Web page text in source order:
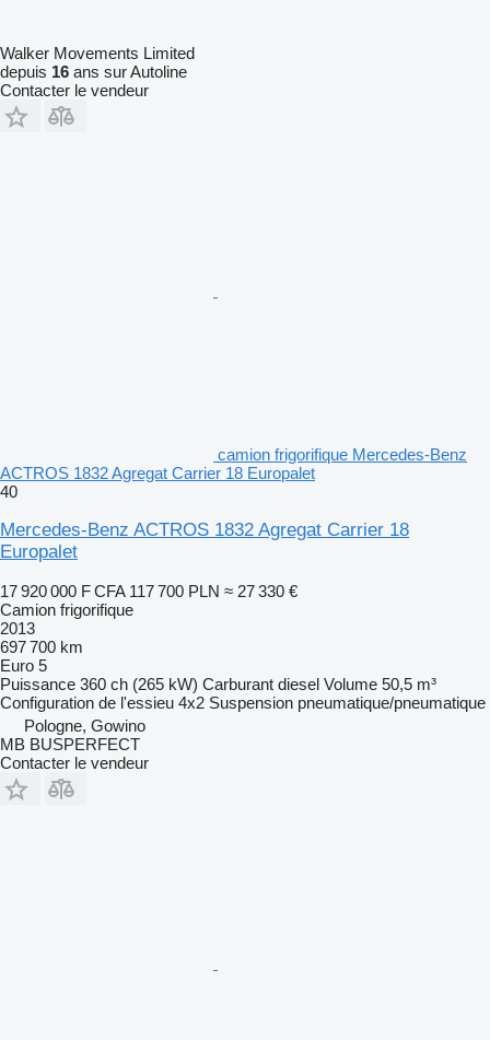
Walker Movements Limited
depuis 16 ans sur Autoline
Contacter le vendeur
camion frigorifique Mercedes-Benz
ACTROS 1832 Agregat Carrier 18 Europalet
40
Mercedes-Benz ACTROS 1832 Agregat Carrier 18
Europalet
17 920 000 F CFA 117 700 PLN ≈ 27 330 €
Camion frigorifique
2013
697 700 km
Euro 5
Puissance 360 ch (265 kW) Carburant diesel Volume 50,5 m³
Configuration de l'essieu 4x2 Suspension pneumatique/pneumatique
Pologne, Gowino
MB BUSPERFECT
Contacter le vendeur